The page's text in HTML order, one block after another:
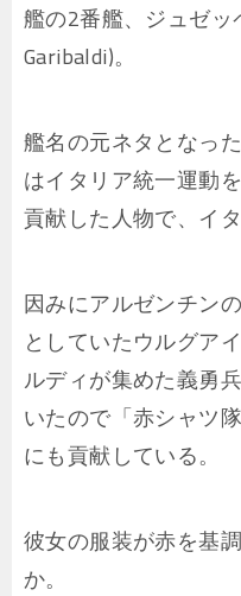
艦の2番艦、ジュゼッ
Garibaldi)。
艦名の元ネタとなっ
はイタリア統一運動
貢献した人物で、イ
因みにアルゼンチン
としていたウルグア
ルディが集めた義勇
いたので「赤シャツ
にも貢献している。
彼女の服装が赤を基
か。